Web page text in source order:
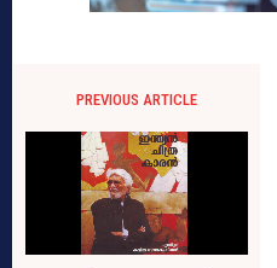
PREVIOUS ARTICLE